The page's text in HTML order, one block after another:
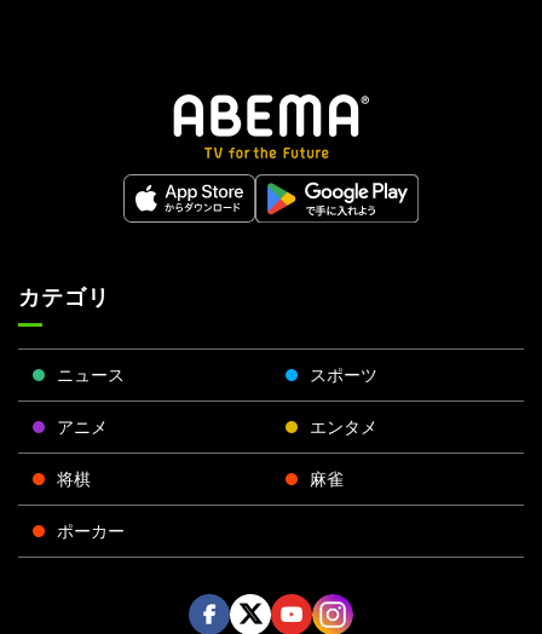
カテゴリ
ニュース スポーツ
アニメ エンタメ
将棋 麻雀
ポーカー